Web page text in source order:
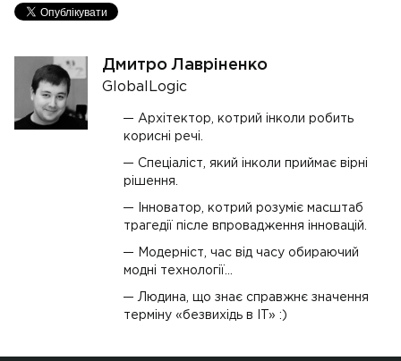
Дмитро Лавріненко
GlobalLogic
Архітектор, котрий інколи робить
корисні речі.
Спеціаліст, який інколи приймає вірні
рішення.
Інноватор, котрий розуміє масштаб
трагедії післе впровадження інновацій.
Модерніст, час від часу обираючий
модні технології…
Людина, що знає справжнє значення
терміну «безвихідь в IT» :)